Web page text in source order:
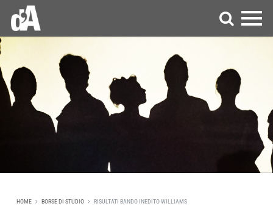
HOME BORSE DI STUDIO RISULTATI BANDO INEDITO WILLIAMS